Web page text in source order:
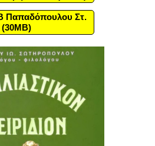
Παπαδόπουλου Στ.
(30MB)